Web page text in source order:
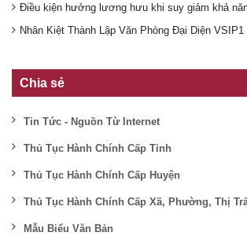
Điều kiện hưởng lương hưu khi suy giảm khả
Nhân Kiệt Thành Lập Văn Phòng Đại Diện
Chia sẻ
Tin Tức - Nguồn Từ Internet
Thủ Tục Hành Chính Cấp Tỉnh
Thủ Tục Hành Chính Cấp Huyện
Thủ Tục Hành Chính Cấp Xã, Phường, Thị
Mẫu Biểu Văn Bản